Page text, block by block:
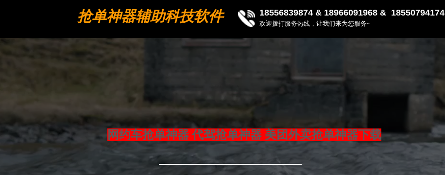
抢单神器辅助科技软件
工具
18556839874 & 18966091968 & 18550794174
欢迎拨打服务热线，让我们来为您服务~
网约车抢单神器 代驾抢单神器 美团外卖抢单神器下载